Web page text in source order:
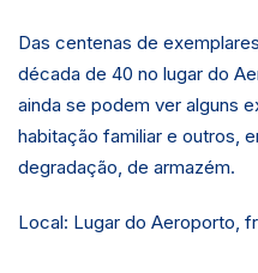
Das centenas de
década de 40 no lugar do
ainda se podem ver alguns
habitação familiar e outros,
degradação, de armazém.
Local: Lugar do Aeroporto,